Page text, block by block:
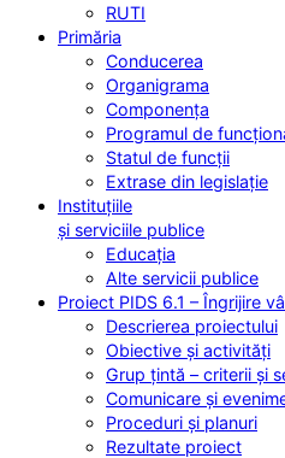
RUTI
Primăria
Conducerea
Organigrama
Componența
Programul de
Statul de funcții
Extrase din legislație
Instituțiile
și serviciile publice
Educația
Alte servicii publice
Proiect PIDS 6.1 – Îngrijire
Descrierea proiectului
Obiective și activități
Grup țintă – criterii și
Comunicare și
Proceduri și planuri
Rezultate proiect